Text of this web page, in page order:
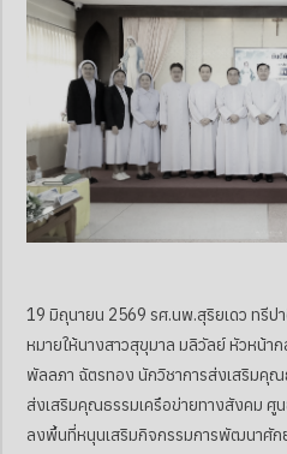
19 มิถุนายน 2569 รศ.นพ.สุริยเดว ทรี
หมายให้นางสาวสุขุมาล มลิวัลย์ หัวหน้า
พัลลภา ฉัตรทอง นักวิชาการส่งเสริมคุ
ส่งเสริมคุณธรรมเครือข่ายทางสังคม
ลงพื้นที่หนุนเสริมกิจกรรมการพัฒนาศัก